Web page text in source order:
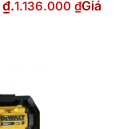
1.136.000 ₫Giá